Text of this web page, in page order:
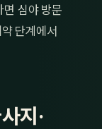
면 심야 방문
단계에서
지·